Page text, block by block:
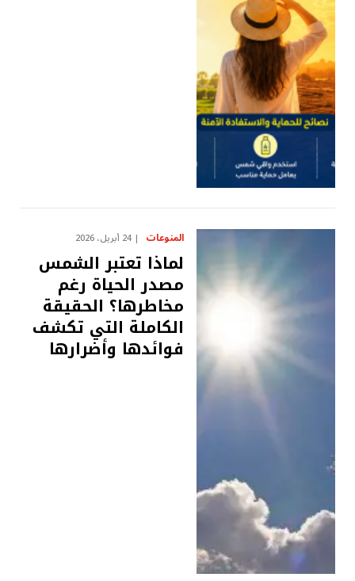
المنوعات 24 أبريل، 2026
لماذا تعتبر الشمس
مصدر الحياة رغم
مخاطرها؟ الحقيقة
الكاملة التي تكشف
فوائدها وأضرارها